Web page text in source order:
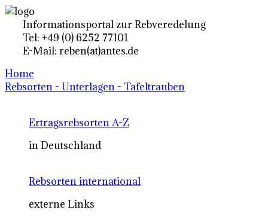
Informationsportal zur Rebveredelung
Tel: +49 (0) 6252 77101
E-Mail: reben(at)antes.de
Home
Rebsorten - Unterlagen - Tafeltrauben
Ertragsrebsorten A-Z
in Deutschland
Rebsorten international
externe Links